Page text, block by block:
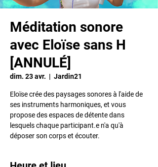
Méditation sonore
avec Eloïse sans H
[ANNULÉ]
dim. 23 avr.
  |
Jardin21
Eloïse crée des paysages sonores à l'aide de
ses instruments harmoniques, et vous
propose des espaces de détente dans
lesquels chaque participant.e n'a qu'à
déposer son corps et écouter.